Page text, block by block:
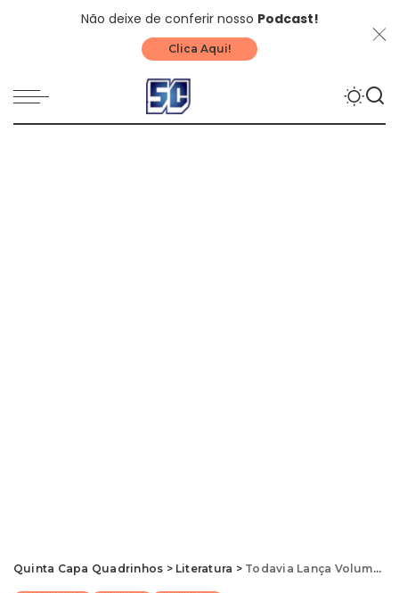
Não deixe de conferir nosso Podcast!
Clica Aqui!
Quinta Capa Quadrinhos > Literatura > Todavia Lança Volume Compilando Prosas Curtas De Tolstói